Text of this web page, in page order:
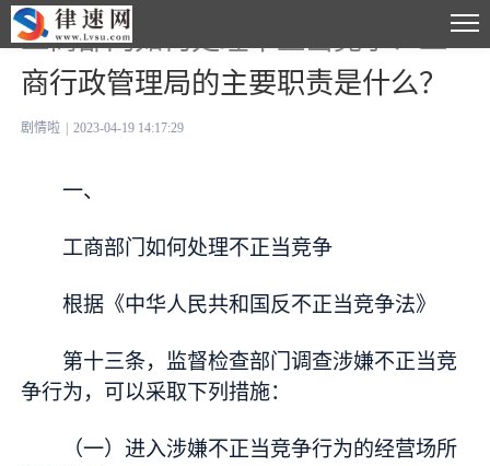
工商部门如何处理不正当竞争？工
商行政管理局的主要职责是什么？
剧情啦 2023-04-19 14:17:29
一、
工商部门如何处理不正当竞争
根据《中华人民共和国反不正当竞争法》
第十三条，监督检查部门调查涉嫌不正当竞
争行为，可以采取下列措施：
（一）进入涉嫌不正当竞争行为的经营场所